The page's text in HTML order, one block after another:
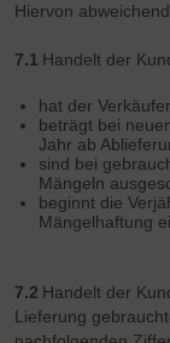
Hiervon
7.1 Handelt der
hat der
beträgt bei
Jahr ab
sind bei
Mängeln
beginnt die
Mängelhaftung
7.2 Handelt der
Lieferung